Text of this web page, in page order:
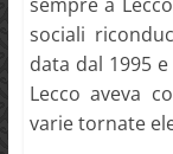
sociali
data dal 1995
Lecco aveva
varie tornate